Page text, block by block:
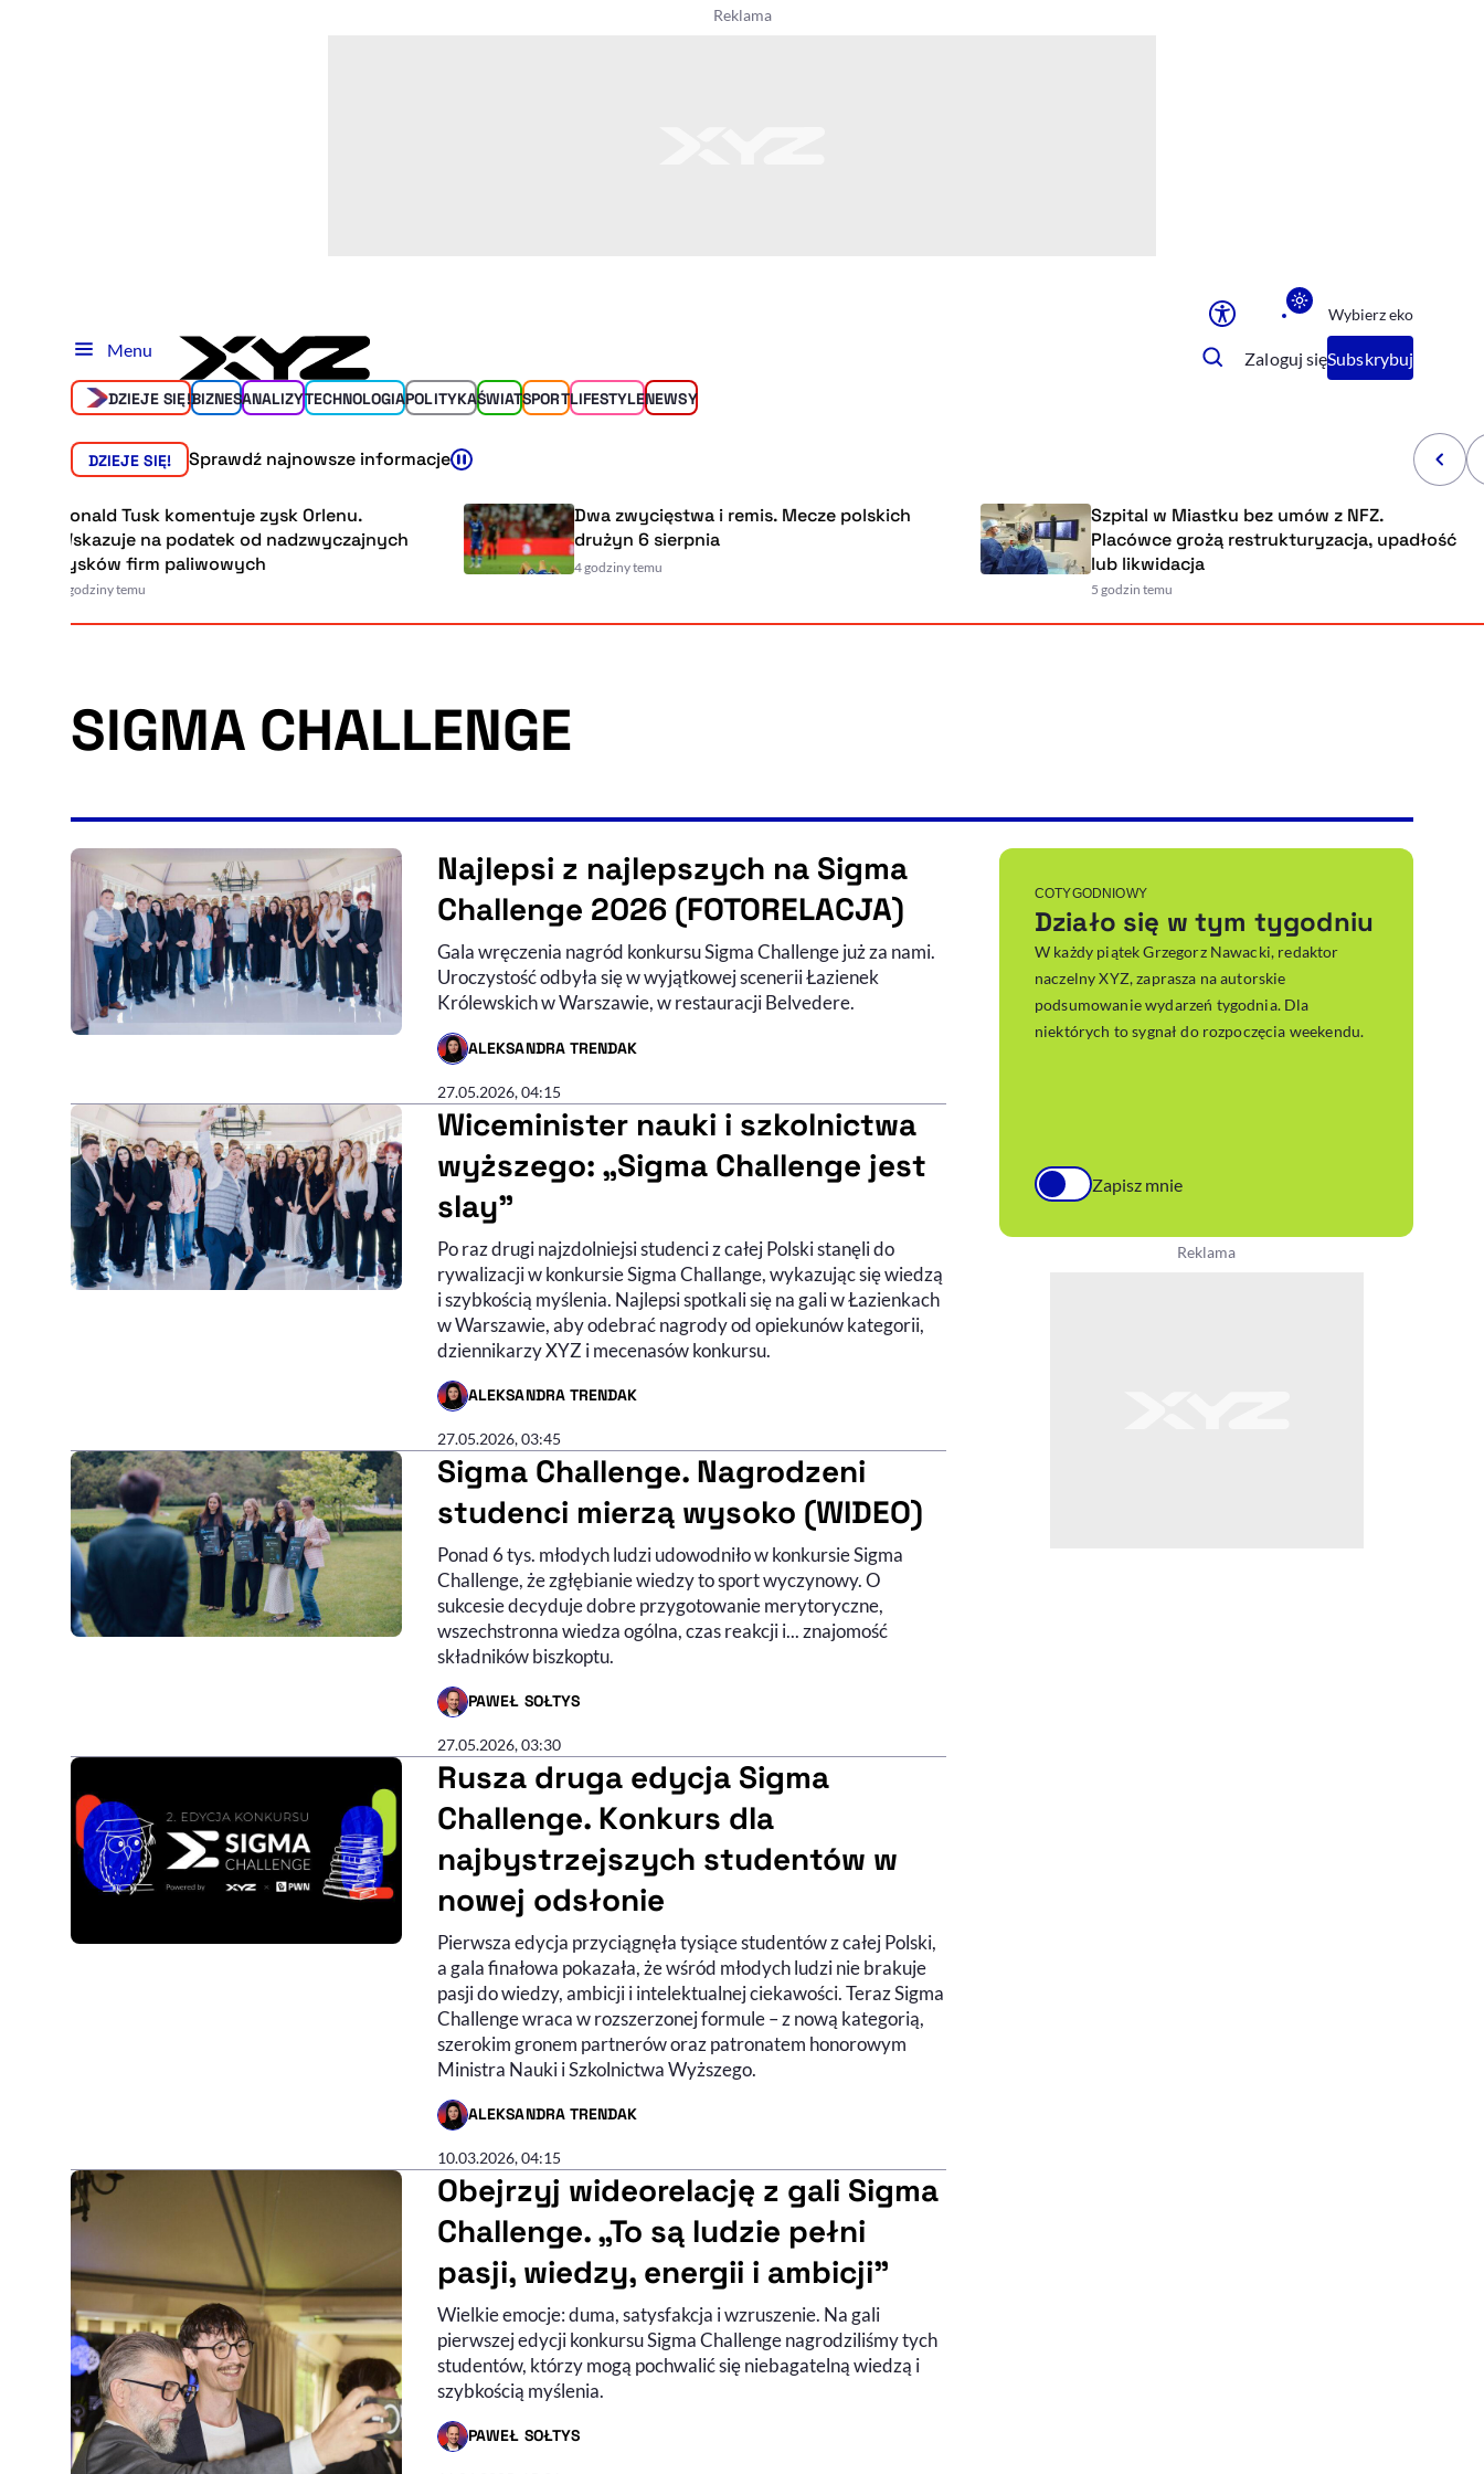
Powiększenie kursora
Sprawdź, jak i dlaczego zwiększamy dostępność, otwiera się w nowym
Deklaracja dostępności
, otwiera się w
Wybierz eko
Menu Zaloguj sięSubskrybuj
DZIEJE SIĘ!BIZNESANALIZYTECHNOLOGIAPOLITYKAŚWIATSPORTLIFESTYLENEWSY
DZIEJE SIĘ! Sprawdź najnowsze informacje
Donald Tusk komentuje zysk Orlenu.
Wskazuje na podatek od nadzwyczajnych
zysków firm paliwowych
4 godziny temu
Dwa zwycięstwa i remis. Mecze polskich
drużyn 6 sierpnia
4 godziny temu
Szpital w Miastku bez umów z NFZ.
Placówce grożą restrukturyzacja,
lub likwidacja
5 godzin temu
SIGMA CHALLENGE
Najlepsi z najlepszych na Sigma
Challenge 2026 (FOTORELACJA)
Gala wręczenia nagród konkursu Sigma Challenge już za nami.
Uroczystość odbyła się w wyjątkowej scenerii Łazienek
Królewskich w Warszawie, w restauracji Belvedere.
ALEKSANDRA TRENDAK
- AUTOR ARTYKUŁU - PROFIL
27.05.2026, 04:15
Wiceminister nauki i szkolnictwa
wyższego: „Sigma Challenge jest
slay”
Po raz drugi najzdolniejsi studenci z całej Polski stanęli do
rywalizacji w konkursie Sigma Challange, wykazując się wiedzą
i szybkością myślenia. Najlepsi spotkali się na gali w Łazienkach
w Warszawie, aby odebrać nagrody od opiekunów kategorii,
dziennikarzy XYZ i mecenasów konkursu.
ALEKSANDRA TRENDAK
- AUTOR ARTYKUŁU - PROFIL
27.05.2026, 03:45
Sigma Challenge. Nagrodzeni
studenci mierzą wysoko (WIDEO)
Ponad 6 tys. młodych ludzi udowodniło w konkursie Sigma
Challenge, że zgłębianie wiedzy to sport wyczynowy. O
sukcesie decyduje dobre przygotowanie merytoryczne,
wszechstronna wiedza ogólna, czas reakcji i... znajomość
składników biszkoptu.
PAWEŁ SOŁTYS
- AUTOR ARTYKUŁU - PROFIL
27.05.2026, 03:30
Rusza druga edycja Sigma
Challenge. Konkurs dla
najbystrzejszych studentów w
nowej odsłonie
Pierwsza edycja przyciągnęła tysiące studentów z całej Polski,
a gala finałowa pokazała, że wśród młodych ludzi nie brakuje
pasji do wiedzy, ambicji i intelektualnej ciekawości. Teraz Sigma
Challenge wraca w rozszerzonej formule – z nową kategorią,
szerokim gronem partnerów oraz patronatem honorowym
Ministra Nauki i Szkolnictwa Wyższego.
ALEKSANDRA TRENDAK
- AUTOR ARTYKUŁU - PROFIL
10.03.2026, 04:15
Obejrzyj wideorelację z gali Sigma
Challenge. „To są ludzie pełni
pasji, wiedzy, energii i ambicji"
Wielkie emocje: duma, satysfakcja i wzruszenie. Na gali
pierwszej edycji konkursu Sigma Challenge nagrodziliśmy tych
studentów, którzy mogą pochwalić się niebagatelną wiedzą i
szybkością myślenia.
PAWEŁ SOŁTYS
- AUTOR ARTYKUŁU - PROFIL